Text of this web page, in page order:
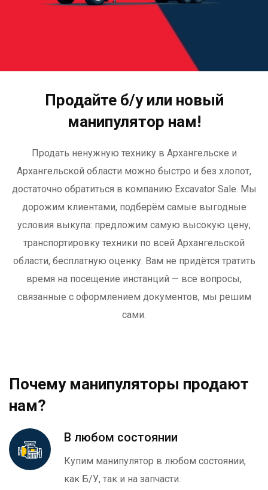
Продайте б/у или новый
манипулятор нам!
Продать ненужную технику в Архангельске и
Архангельской области можно быстро и без хлопот,
достаточно обратиться в компанию Excavator Sale. Мы
дорожим клиентами, подберём самые выгодные
условия выкупа: предложим самую высокую цену,
транспортировку техники по всей Архангельской
области, бесплатную оценку. Вам не придётся тратить
время на посещение инстанций — все вопросы,
связанные с оформлением документов, мы решим
сами.
Почему манипуляторы продают
нам?
В любом состоянии
Купим манипулятор в любом состоянии,
как Б/У, так и на запчасти.